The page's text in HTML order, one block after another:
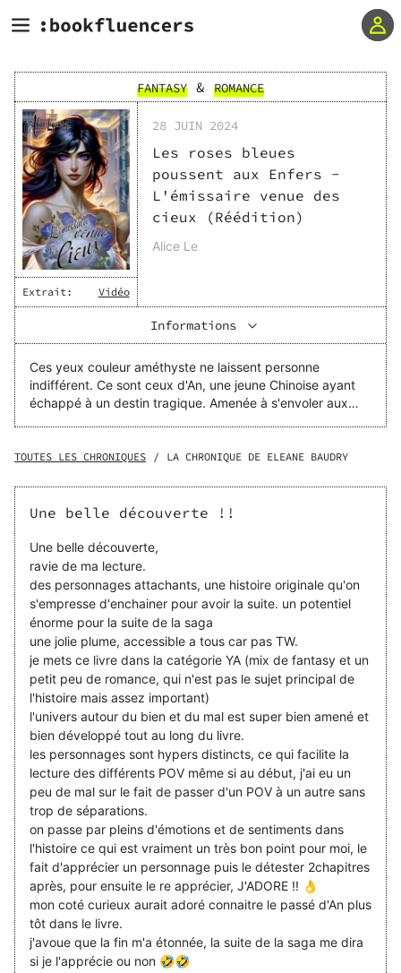
FANTASY & ROMANCE
Extrait: Vidéo
28 JUIN 2024
Les roses bleues
poussent aux Enfers -
L'émissaire venue des
cieux (Réédition)
Alice Le
Informations
Ces yeux couleur améthyste ne laissent personne
indifférent. Ce sont ceux d'An, une jeune Chinoise ayant
échappé à un destin tragique. Amenée à s'envoler aux
classe jusqu'au jour où un dénommé Tristan lui vient en
convoité, décide sur un coup de tête de reprendre sa vie
de lycéen. Partagée entre les deux hommes, l'héroïne est
l'incarnation du bien, un ange au service de Dieu, l'autre
incarne le mal, un démon au service de Satan. Mais alors,
pourquoi ces êtres venus d'ailleurs en ont-ils après notre
héroïne ?
TOUTES LES CHRONIQUES / LA CHRONIQUE DE ELEANE BAUDRY
Une belle découverte !!
Une belle découverte,
ravie de ma lecture.
des personnages attachants, une histoire originale qu'on
s'empresse d'enchainer pour avoir la suite. un potentiel
énorme pour la suite de la saga
une jolie plume, accessible a tous car pas TW.
je mets ce livre dans la catégorie YA (mix de fantasy et un
petit peu de romance, qui n'est pas le sujet principal de
l'histoire mais assez important)
l'univers autour du bien et du mal est super bien amené et
bien développé tout au long du livre.
les personnages sont hypers distincts, ce qui facilite la
lecture des différents POV même si au début, j'ai eu un
peu de mal sur le fait de passer d'un POV à un autre sans
trop de séparations.
on passe par pleins d'émotions et de sentiments dans
l'histoire ce qui est vraiment un très bon point pour moi, le
fait d'apprécier un personnage puis le détester 2chapitres
après, pour ensuite le re apprécier, J'ADORE !! 👌
mon coté curieux aurait adoré connaitre le passé d'An plus
tôt dans le livre.
j'avoue que la fin m'a étonnée, la suite de la saga me dira
si je l'apprécie ou non 🤣🤣